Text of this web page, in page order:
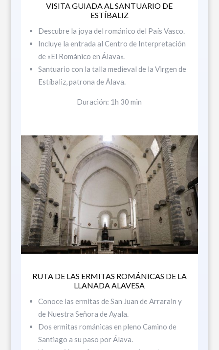
VISITA GUIADA AL SANTUARIO DE
ESTÍBALIZ
Descubre la joya del románico del País Vasco.
Incluye la entrada al Centro de Interpretación
de «El Románico en Álava».
Santuario con la talla medieval de la Virgen de
Estíbaliz, patrona de Álava.
Duración: 1h 30 min
RUTA DE LAS ERMITAS ROMÁNICAS DE LA
LLANADA ALAVESA
Conoce las ermitas de San Juan de Arrarain y
de Nuestra Señora de Ayala.
Dos ermitas románicas en pleno Camino de
Santiago a su paso por Álava.